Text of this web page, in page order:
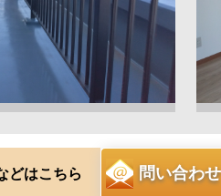
どはこちら 問い合わ